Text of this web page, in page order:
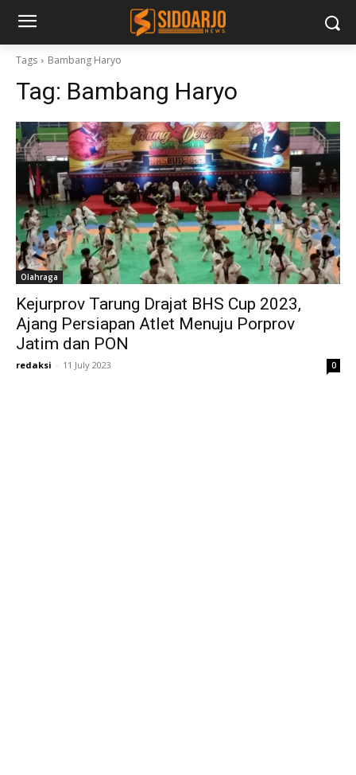
Tags Bambang Haryo
Tag: Bambang Haryo
Olahraga
Kejurprov Tarung Drajat BHS Cup 2023,
Ajang Persiapan Atlet Menuju Porprov
Jatim dan PON
redaksi - 11 July 2023 0